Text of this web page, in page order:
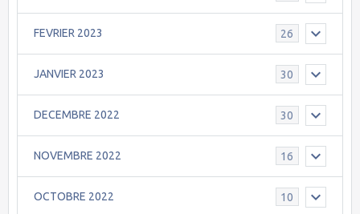
FEVRIER 2023 26
JANVIER 2023 30
DECEMBRE 2022 30
NOVEMBRE 2022 16
OCTOBRE 2022 10